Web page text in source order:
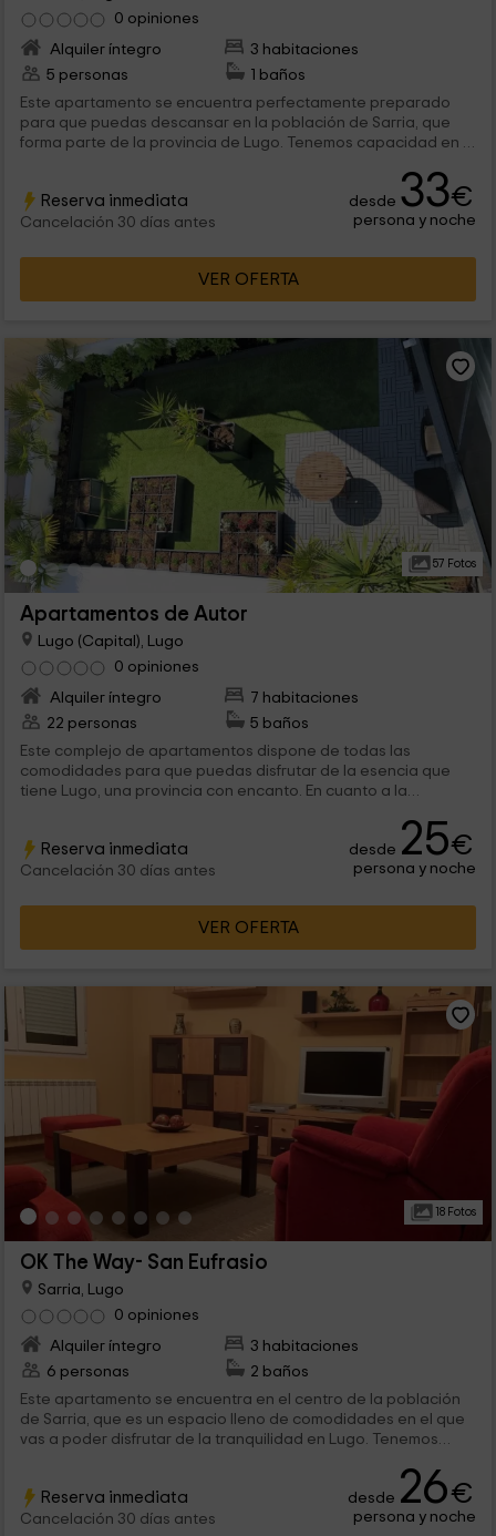
0 opiniones
Alquiler íntegro
3 habitaciones
5 personas
1 baños
Este apartamento se encuentra perfectamente preparado
para que puedas descansar en la población de Sarria, que
forma parte de la provincia de Lugo. Tenemos capacidad en el
estancias amplias y comunicadas entre sí con mucho encanto.
Reserva inmediata
Cancelación 30 días antes
desde 33€
persona y noche
VER OFERTA
57 Fotos
Apartamentos de Autor
Lugo (Capital), Lugo
0 opiniones
Alquiler íntegro
7 habitaciones
22 personas
5 baños
Este complejo de apartamentos dispone de todas las
comodidades para que puedas disfrutar de la esencia que
tiene Lugo, una provincia con encanto. En cuanto a la
22 personas que van a disfrutar de estancias llenas de
encanto. ¡Te esperamos!
Reserva inmediata
Cancelación 30 días antes
desde 25€
persona y noche
VER OFERTA
18 Fotos
OK The Way- San Eufrasio
Sarria, Lugo
0 opiniones
Alquiler íntegro
3 habitaciones
6 personas
2 baños
Este apartamento se encuentra en el centro de la población
de Sarria, que es un espacio lleno de comodidades en el que
vas a poder disfrutar de la tranquilidad en Lugo. Tenemos
dormitorios dobles, con espacios llenos de encanto y el resto
de estancias con un ambiente hogareño.
Reserva inmediata
Cancelación 30 días antes
desde 26€
persona y noche